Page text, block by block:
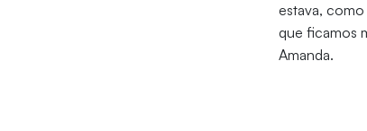
estava,
que ficamos
Amanda.